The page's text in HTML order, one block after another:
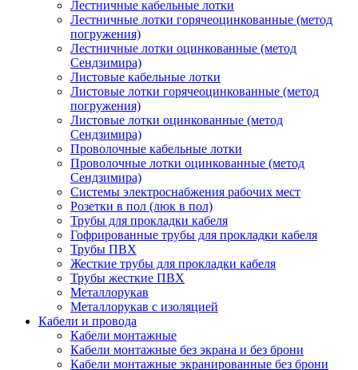
Лестничные кабельные лотки
Лестничные лотки горячеоцинкованные (метод
погружения)
Лестничные лотки оцинкованные (метод
Сендзимира)
Листовые кабельные лотки
Листовые лотки горячеоцинкованные (метод
погружения)
Листовые лотки оцинкованные (метод
Сендзимира)
Проволочные кабельные лотки
Проволочные лотки оцинкованные (метод
Сендзимира)
Системы электроснабжения рабочих мест
Розетки в пол (люк в пол)
Трубы для прокладки кабеля
Гофрированные трубы для прокладки кабеля
Трубы ПВХ
Жесткие трубы для прокладки кабеля
Трубы жесткие ПВХ
Металлорукав
Металлорукав с изоляцией
Кабели и провода
Кабели монтажные
Кабели монтажные без экрана и без брони
Кабели монтажные экранированные без брони